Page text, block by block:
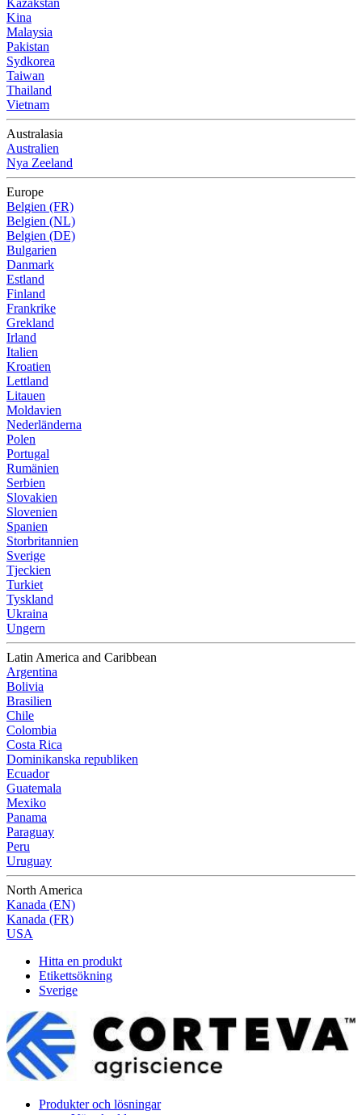
Kazakstan
Kina
Malaysia
Pakistan
Sydkorea
Taiwan
Thailand
Vietnam
Australasia
Australien
Nya Zeeland
Europe
Belgien (FR)
Belgien (NL)
Belgien (DE)
Bulgarien
Danmark
Estland
Finland
Frankrike
Grekland
Irland
Italien
Kroatien
Lettland
Litauen
Moldavien
Nederländerna
Polen
Portugal
Rumänien
Serbien
Slovakien
Slovenien
Spanien
Storbritannien
Sverige
Tjeckien
Turkiet
Tyskland
Ukraina
Ungern
Latin America and Caribbean
Argentina
Bolivia
Brasilien
Chile
Colombia
Costa Rica
Dominikanska republiken
Ecuador
Guatemala
Mexiko
Panama
Paraguay
Peru
Uruguay
North America
Kanada (EN)
Kanada (FR)
USA
Hitta en produkt
Etikettsökning
Sverige
Produkter och lösningar